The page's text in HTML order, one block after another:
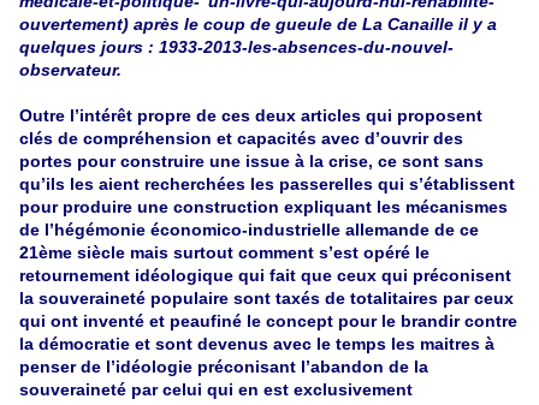
ouvertement) après le coup de gueule de La Canaille il y a
quelques jours : 1933-2013-les-absences-du-nouvel-
observateur.
Outre l’intérêt propre de ces deux articles qui proposent
clés de compréhension et capacités avec d’ouvrir des
portes pour construire une issue à la crise, ce sont sans
qu’ils les aient recherchées les passerelles qui s’établissent
pour produire une construction expliquant les mécanismes
de l’hégémonie économico-industrielle allemande de ce
21ème siècle mais surtout comment s’est opéré le
retournement idéologique qui fait que ceux qui préconisent
la souveraineté populaire sont taxés de totalitaires par ceux
qui ont inventé et peaufiné le concept pour le brandir contre
la démocratie et sont devenus avec le temps les maitres à
penser de l’idéologie préconisant l’abandon de la
souveraineté par celui qui en est exclusivement